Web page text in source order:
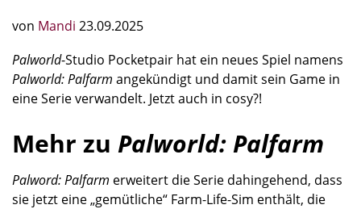
von Mandi 23.09.2025
Palworld-Studio Pocketpair hat ein neues Spiel namens
Palworld: Palfarm angekündigt und damit sein Game in
eine Serie verwandelt. Jetzt auch in cosy?!
Mehr zu Palworld: Palfarm
Palword: Palfarm erweitert die Serie dahingehend, dass
sie jetzt eine „gemütliche“ Farm-Life-Sim enthält, die